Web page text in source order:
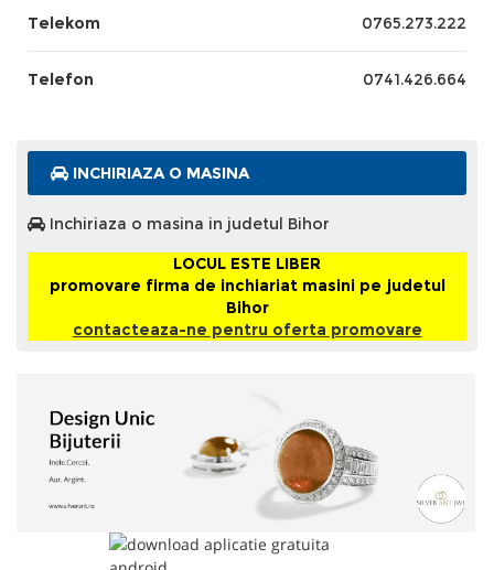
Telekom 0765.273.222
Telefon 0741.426.664
INCHIRIAZA O MASINA
Inchiriaza o masina in judetul Bihor
LOCUL ESTE LIBER
promovare firma de inchiariat masini pe judetul
Bihor
contacteaza-ne pentru oferta promovare